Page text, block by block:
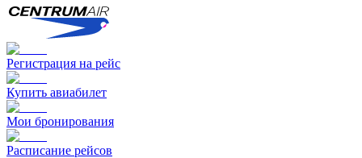
Регистрация на рейс
Купить авиабилет
Мои бронирования
Расписание рейсов